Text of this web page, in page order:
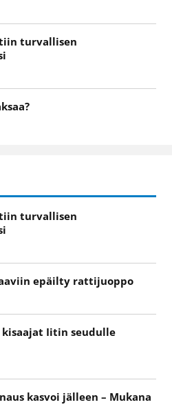
turvallisen
turvallisen
epäilty rattijuoppo
Iitin seudulle
kasvoi jälleen – Mukana